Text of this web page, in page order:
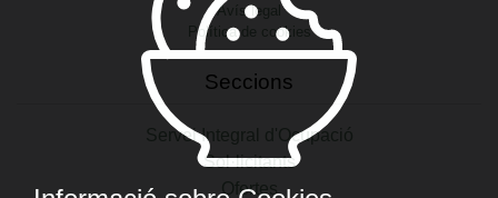
Avís legal
Política de cookies
Seccions
Servei Integral d'Ocupació
Sol·licitants
Ofertes